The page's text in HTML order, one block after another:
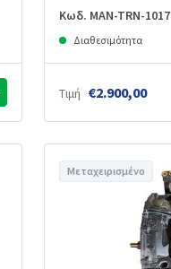
Κωδ. MAN-TRN-1017
Διαθεσιμότητα
Τιμή €2.900,00
Μεταχειρισμένο